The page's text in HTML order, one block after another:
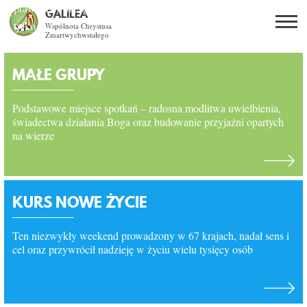
GALILEA
Wspólnota Chrystusa
Zmartwychwstałego
PL EN BG
Szukaj
SPOTKANIA OTWARTE
WSPÓLNOTA
prawdziwe szczęście daje
tylko On
z Nim życie nie traci
smaku
jeśli Mu na to pozwalasz
z Jezusem lub bez Niego
poznać Boga i żyć z Nim
bo dla Niego wszystko
jest możliwe
w Nim odkryj swój cel i
sens istnienia
MAŁE GRUPY
Podstawowe miejsce spotkań – radosna modlitwa uwielbienia,
świadectwa działania Boga oraz budowanie przyjaźni opartych
na wierze
KURS NOWE ŻYCIE
Ten niezwykły weekend prowadzony w 67 krajach, nadał sens i
cel oraz przywrócił nadzieję w życiu wielu tysięcy osób